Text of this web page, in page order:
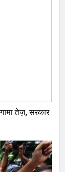
तेज़, सरकार